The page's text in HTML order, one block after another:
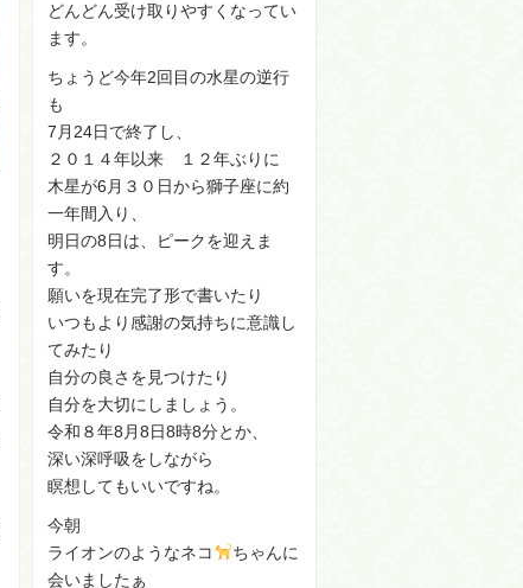
どんどん受け取りやすくなってい
ます。
ちょうど今年2回目の水星の逆行
も
7月24日で終了し、
２０１４年以来 １２年ぶりに
木星が6月３０日から獅子座に約
一年間入り、
明日の8日は、ピークを迎えま
す。
願いを現在完了形で書いたり
いつもより感謝の気持ちに意識し
てみたり
自分の良さを見つけたり
自分を大切にしましょう。
令和８年8月8日8時8分とか、
深い深呼吸をしながら
瞑想してもいいですね。
今朝
ライオンのようなネコ
ちゃんに
会いましたぁ